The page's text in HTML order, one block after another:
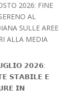
2026: FINE
AL
SULLE AREE
ALLA MEDIA
𝟮𝟬𝟮𝟲:
𝗦𝗧𝗔𝗕𝗜𝗟𝗘 𝗘
𝗜𝗡